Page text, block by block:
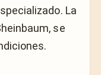
La
se